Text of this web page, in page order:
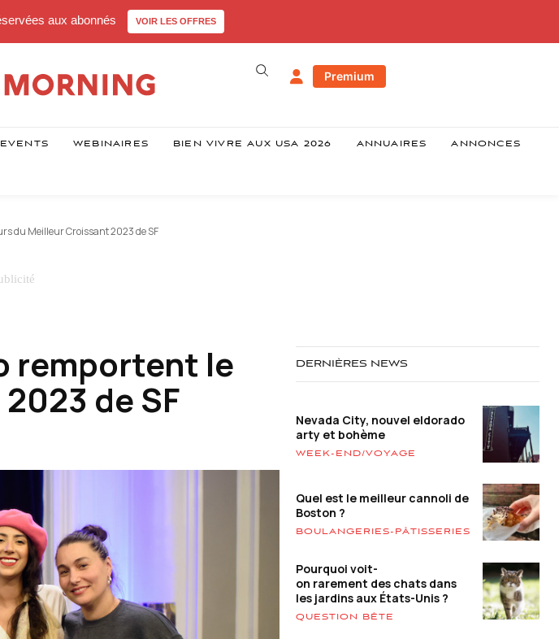
aux abonnés VOIR LES OFFRES
Premium
EVENTS WEBINAIRES BIEN VIVRE AUX USA 2026 ANNUAIRES ANNONCES
du Meilleur Croissant 2023 de SF
remportent le
de SF
DERNIÈRES NEWS
Nevada City, nouvel eldorado
arty et bohème
WEEK-END/VOYAGE
Quel est le meilleur cannoli de
Boston ?
BOULANGERIES-PÂTISSERIES
Pourquoi voit-
on rarement des chats dans
les jardins aux États-Unis ?
QUESTION BÊTE